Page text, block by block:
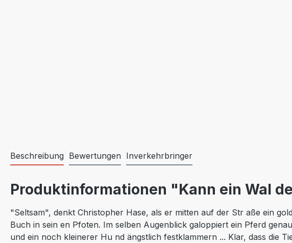
Beschreibung Bewertungen Inverkehrbringer
Produktinformationen "Kann ein Wal
"Seltsam", denkt Christopher Hase, als er mitten auf der Str aße ein
Buch in sein en Pfoten. Im selben Augenblick galoppiert ein Pferd
und ein noch kleinerer Hu nd ängstlich festklammern ... Klar, dass die